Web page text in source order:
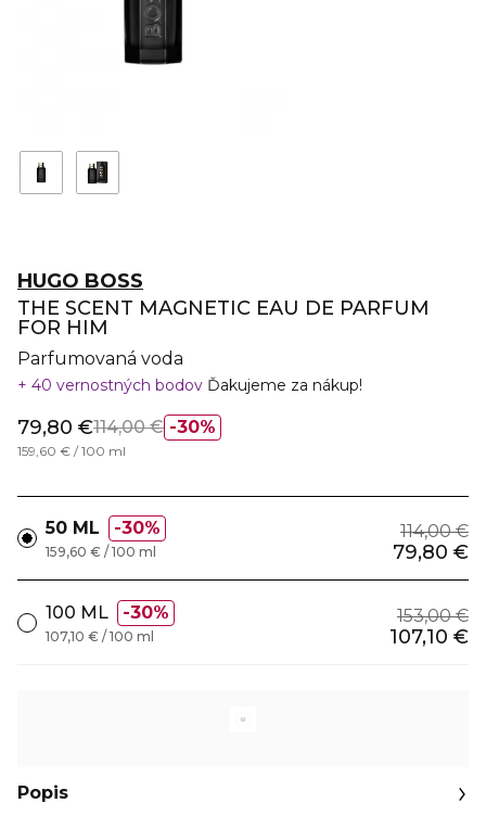
HUGO BOSS
THE SCENT MAGNETIC EAU DE PARFUM
FOR HIM
Parfumovaná voda
40 vernostných bodov Ďakujeme za nákup!
30%
79,80 €114,00 €
159,60 € / 100 ml
50 ML 30% 114,00 €
79,80 €
159,60 € / 100 ml
100 ML 30% 153,00 €
107,10 €
107,10 € / 100 ml
Popis